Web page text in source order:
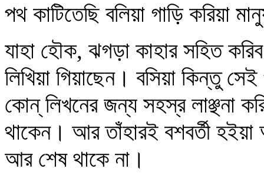
পথ কাটিতেছি বলিয়া গাড়ি করিয়া
যাহা হৌক, ঝগড়া কাহার সহিত
লিখিয়া গিয়াছেন। বসিয়া কিন্তু
কোন্‌ লিখনের জন্য সহস্র লাঞ্ছনা
থাকেন। আর তাঁহারই বশবর্তী
আর শেষ থাকে না।